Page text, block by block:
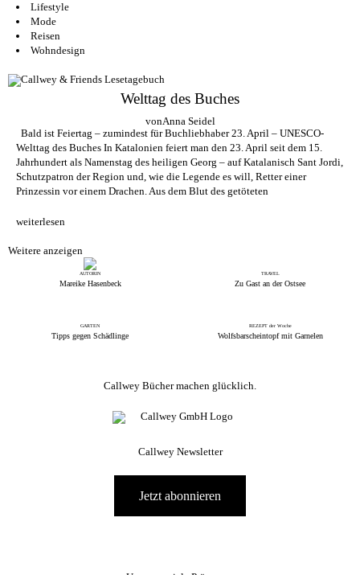
Lifestyle
Mode
Reisen
Wohndesign
Welttag des Buches
vonAnna Seidel
Bald ist Feiertag – zumindest für Buchliebhaber 23. April – UNESCO-
Welttag des Buches In Katalonien feiert man den 23. April seit dem 15.
Jahrhundert als Namenstag des heiligen Georg – auf Katalanisch Sant Jordi,
Schutzpatron der Region und, wie die Legende es will, Retter einer
Prinzessin vor einem Drachen. Aus dem Blut des getöteten
weiterlesen
Weitere anzeigen
AUTORIN
Mareike Hasenbeck
TRAVEL
Zu Gast an der Ostsee
GARTEN
Tipps gegen Schädlinge
REZEPT der Woche
Wolfsbarscheintopf mit Garnelen
Callwey Bücher machen glücklich.
Callwey Newsletter
Jetzt abonnieren